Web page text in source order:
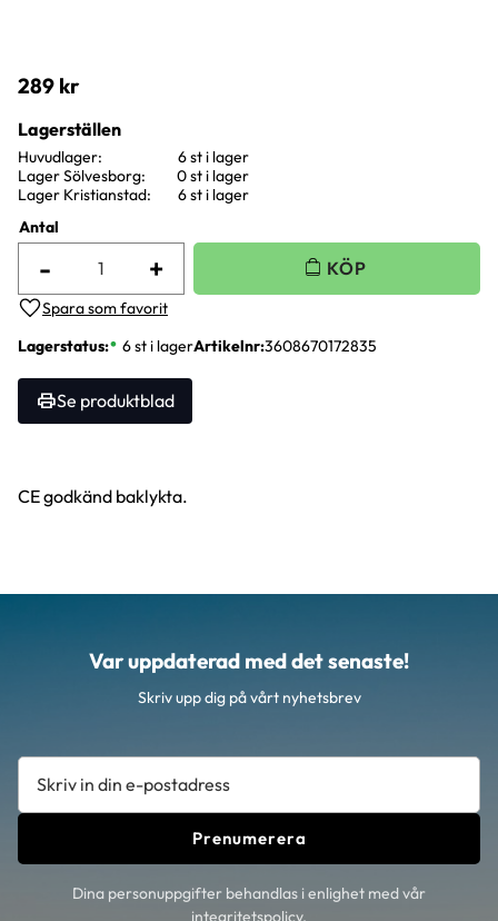
289 kr
Antal
+
-
Lägg till i favoriter
Lagerstatus 6 st i lagerArtikelnr 3608670172835
Se produktblad
Lagerställen
Huvudlager
6 st i lager
Lager Sölvesborg
0 st i lager
Lager Kristianstad
6 st i lager
CE godkänd baklykta.
Var uppdaterad med det senaste!
Skriv upp dig på vårt nyhetsbrev
Prenumerera
Dina personuppgifter behandlas i enlighet med vår